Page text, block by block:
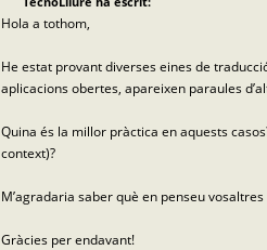
Hola a tothom,
He estat provant diverses eines de
aplicacions obertes, apareixen paraules
Quina és la millor pràctica en aquests
context)?
M’agradaria saber què en penseu
Gràcies per endavant!